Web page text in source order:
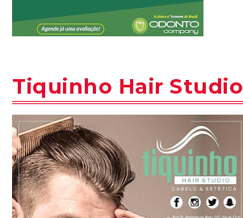
Tiquinho Hair Studio